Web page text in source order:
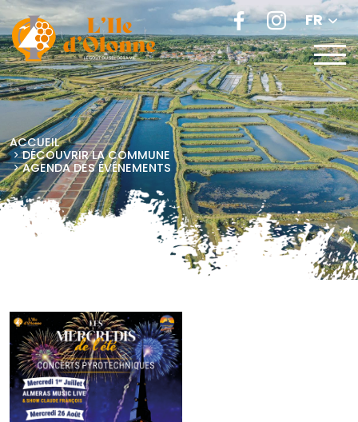
FR
ACCUEIL
DÉCOUVRIR LA COMMUNE
AGENDA DES ÉVÉNEMENTS